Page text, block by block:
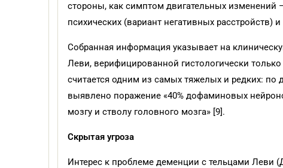
стороны, как симптом двигательных изменений
психических (вариант негативных расстройств)
Собранная информация указывает на
Леви, верифицированной гистологически
считается одним из самых тяжелых и редких:
выявлено поражение «40% дофаминовых
мозгу и стволу головного мозга» [9].
Скрытая угроза
Интерес к проблеме деменции с тельцами Леви